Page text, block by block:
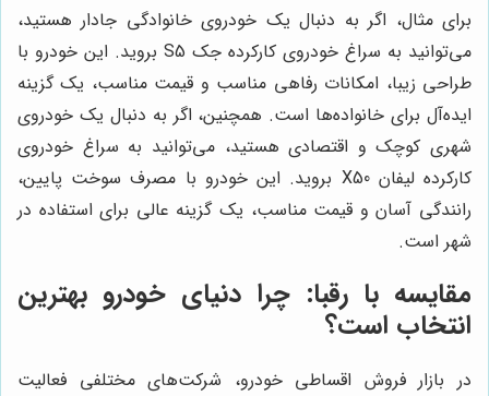
برای مثال، اگر به دنبال یک خودروی خانوادگی جادار هستید،
می‌توانید به سراغ خودروی کارکرده جک S5 بروید. این خودرو با
طراحی زیبا، امکانات رفاهی مناسب و قیمت مناسب، یک گزینه
ایده‌آل برای خانواده‌ها است. همچنین، اگر به دنبال یک خودروی
شهری کوچک و اقتصادی هستید، می‌توانید به سراغ خودروی
کارکرده لیفان X50 بروید. این خودرو با مصرف سوخت پایین،
رانندگی آسان و قیمت مناسب، یک گزینه عالی برای استفاده در
شهر است.
مقایسه با رقبا: چرا دنیای خودرو بهترین
انتخاب است؟
در بازار فروش اقساطی خودرو، شرکت‌های مختلفی فعالیت